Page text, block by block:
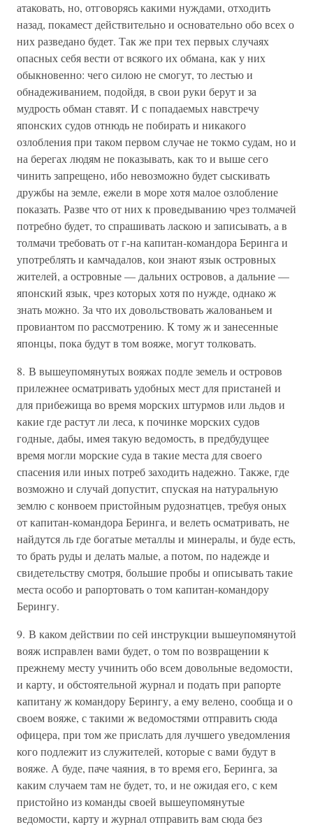
атаковать, но, отговорясь какими нуждами, отходить
назад, покамест действительно и основательно обо всех о
них разведано будет. Так же при тех первых случаях
опасных себя вести от всякого их обмана, как у них
обыкновенно: чего силою не смогут, то лестью и
обнадеживанием, подойдя, в свои руки берут и за
мудрость обман ставят. И с попадаемых навстречу
японских судов отнюдь не побирать и никакого
озлобления при таком первом случае не токмо судам, но и
на берегах людям не показывать, как то и выше сего
чинить запрещено, ибо невозможно будет сыскивать
дружбы на земле, ежели в море хотя малое озлобление
показать. Разве что от них к проведыванию чрез толмачей
потребно будет, то спрашивать ласкою и записывать, а в
толмачи требовать от г-на капитан-командора Беринга и
употреблять и камчадалов, кои знают язык островных
жителей, а островные — дальних островов, а дальние —
японский язык, чрез которых хотя по нужде, однако ж
знать можно. За что их довольствовать жалованьем и
провиантом по рассмотрению. К тому ж и занесенные
японцы, пока будут в том вояже, могут толковать.
8. В вышеупомянутых вояжах подле земель и островов
прилежнее осматривать удобных мест для пристаней и
для прибежища во время морских штурмов или льдов и
какие где растут ли леса, к починке морских судов
годные, дабы, имея такую ведомость, в предбудущее
время могли морские суда в такие места для своего
спасения или иных потреб заходить надежно. Также, где
возможно и случай допустит, спуская на натуральную
землю с конвоем пристойным рудознатцев, требуя оных
от капитан-командора Беринга, и велеть осматривать, не
найдутся ль где богатые металлы и минералы, и буде есть,
то брать руды и делать малые, а потом, по надежде и
свидетельству смотря, большие пробы и описывать такие
места особо и рапортовать о том капитан-командору
Берингу.
9. В каком действии по сей инструкции вышеупомянутой
вояж исправлен вами будет, о том по возвращении к
прежнему месту учинить обо всем довольные ведомости,
и карту, и обстоятельной журнал и подать при рапорте
капитану ж командору Берингу, а ему велено, сообща и о
своем вояже, с такими ж ведомостями отправить сюда
офицера, при том же прислать для лучшего уведомления
кого подлежит из служителей, которые с вами будут в
вояже. А буде, паче чаяния, в то время его, Беринга, за
каким случаем там не будет, то, и не ожидая его, с кем
пристойно из команды своей вышеупомянутые
ведомости, карту и журнал отправить вам сюда без